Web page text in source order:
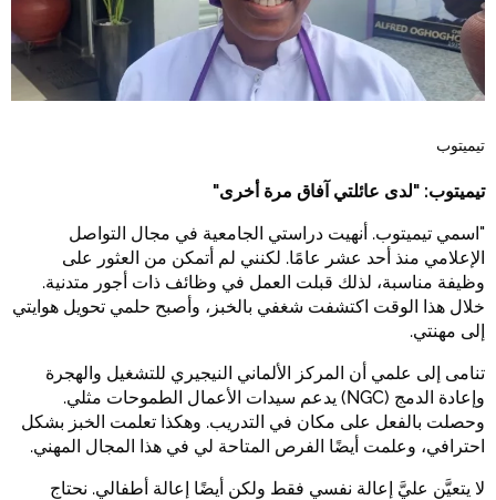
تيميتوب
تيميتوب: "لدى عائلتي آفاق مرة أخرى"
"اسمي تيميتوب. أنهيت دراستي الجامعية في مجال التواصل
الإعلامي منذ أحد عشر عامًا. لكنني لم أتمكن من العثور على
وظيفة مناسبة، لذلك قبلت العمل في وظائف ذات أجور متدنية.
خلال هذا الوقت اكتشفت شغفي بالخبز، وأصبح حلمي تحويل هوايتي
إلى مهنتي.
تنامى إلى علمي أن المركز الألماني النيجيري للتشغيل والهجرة
وإعادة الدمج
(NGC) يدعم سيدات الأعمال الطموحات مثلي.
وحصلت بالفعل على مكان في التدريب. وهكذا تعلمت الخبز بشكل
احترافي، وعلمت أيضًا الفرص المتاحة لي في هذا المجال المهني.
لا يتعيَّن عليَّ إعالة نفسي فقط ولكن أيضًا إعالة أطفالي. نحتاج